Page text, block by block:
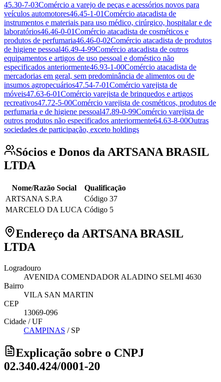
45.30-7-03Comércio a varejo de peças e acessórios novos para
veículos automotores46.45-1-01Comércio atacadista de
instrumentos e materiais para uso médico, cirúrgico, hospitalar e de
laboratórios46.46-0-01Comércio atacadista de cosméticos e
produtos de perfumaria46.46-0-02Comércio atacadista de produtos
de higiene pessoal46.49-4-99Comércio atacadista de outros
equipamentos e artigos de uso pessoal e doméstico não
especificados anteriormente46.93-1-00Comércio atacadista de
mercadorias em geral, sem predominância de alimentos ou de
insumos agropecuários47.54-7-01Comércio varejista de
móveis47.63-6-01Comércio varejista de brinquedos e artigos
recreativos47.72-5-00Comércio varejista de cosméticos, produtos de
perfumaria e de higiene pessoal47.89-0-99Comércio varejista de
outros produtos não especificados anteriormente64.63-8-00Outras
sociedades de participação, exceto holdings
Sócios e Donos da ARTSANA BRASIL
LTDA
Nome/Razão Social
Qualificação
ARTSANA S.P.A
Código 37
MARCELO DA LUCA Código 5
Endereço da ARTSANA BRASIL
LTDA
Logradouro
AVENIDA COMENDADOR ALADINO SELMI 4630
Bairro
VILA SAN MARTIN
CEP
13069-096
Cidade / UF
CAMPINAS / SP
Explicação sobre o CNPJ
02.340.424/0001-20